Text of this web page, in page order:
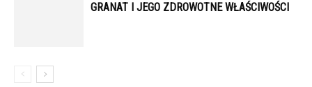
GRANAT I JEGO ZDROWOTNE WŁAŚCIWOŚCI